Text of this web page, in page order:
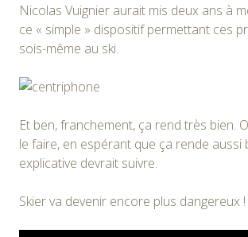
Nicolas Vuignier aurait mis deux ans à
ce « simple » dispositif permettant ces
sois-même au ski.
Et ben, franchement, ça rend très bien.
le faire, en espérant que ça rende aussi
explicative devrait suivre.
Skier va devenir encore plus dangereux !